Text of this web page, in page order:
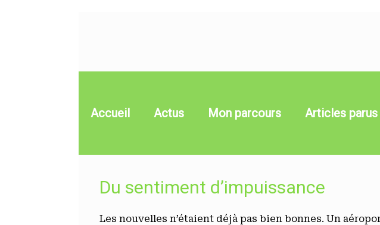
Accueil Actus Mon parcours Articles parus
Du sentiment d’impuissance
Les nouvelles n’étaient déjà pas bien bonnes. Un